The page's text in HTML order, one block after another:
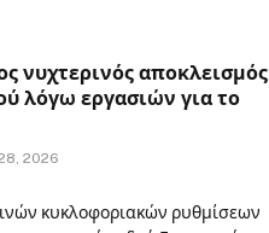
νυχτερινός αποκλεισμός
λόγω εργασιών για το
2026